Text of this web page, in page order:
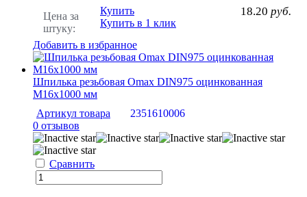
Цена за
штуку:
18.20 руб.
Купить
Купить в 1 клик
Добавить в избранное
Шпилька резьбовая Omax DIN975 оцинкованная
М16х1000 мм
Артикул товара
2351610006
0 отзывов
Сравнить